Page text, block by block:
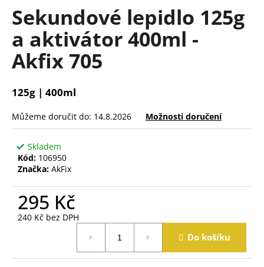
0,0
5
hvězdiček.
Sekundové lepidlo 125g
a aktivátor 400ml -
Akfix 705
125g | 400ml
Můžeme doručit do: 14.8.2026 Možnosti doručení
Skladem
Kód: 106950
Značka: AkFix
295 Kč
240 Kč bez DPH
Do košíku
D
o
p
r
č
e
m
e